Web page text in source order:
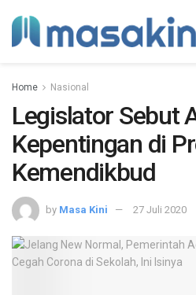
Home Nasional
Legislator Sebut
Kepentingan di
Kemendikbud
by Masa Kini 27 Juli 2020